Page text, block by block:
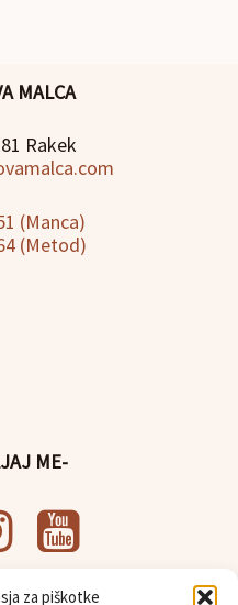
za piškotke
MALCA
Rakek
(Manca)
(Metod)
ME-